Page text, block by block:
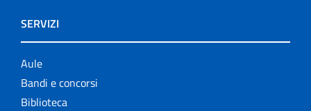
SERVIZI
Aule
Bandi e concorsi
Biblioteca